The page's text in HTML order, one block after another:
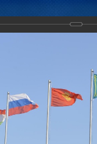
Новости